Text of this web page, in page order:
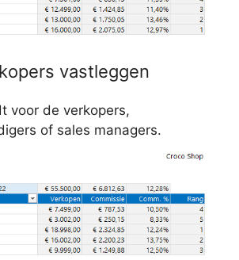
vastleggen
voor de verkopers,
of sales managers.